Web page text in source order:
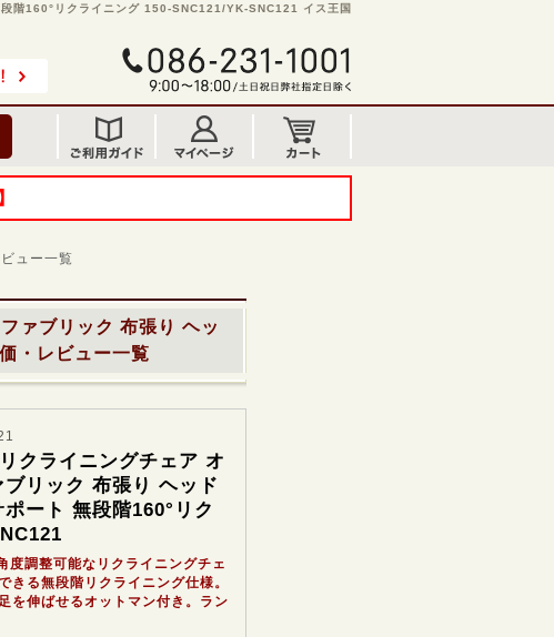
段階160°リクライニング 150-SNC121/YK-SNC121 イス王国
ュー一覧
ァブリック 布張り ヘッ
・レビュー一覧
クライニングチェア オ
リック 布張り ヘッド
ート 無段階160°リク
度調整可能なリクライニングチェ
きる無段階リクライニング仕様。
を伸ばせるオットマン付き。ラン